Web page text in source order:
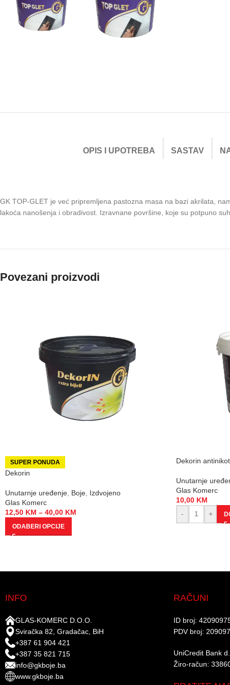
OPIS I UPOTREBA SASTAV
GK TOP-GLET je već pripremljena pastozna masa na bazi akrilata,
lakoća nanošenja i obradivost. Izravnane površine, koje su potpuno
Povezani proizvodi
SUPER PONUDA
Dekorin
Unutarnje uređenje Boje Izdvojeno
Glas Komerc
12,50 KM – 40,00 KM
ODABERI OPCIJE
Dekorin
Unutarnje
Glas Komerc
10,00 KM
-
+
INFO
GLAS-KOMERC D.O.O.
Sviračka 82, Gradačac, BiH
+387 61 904 421
+387 35 821 715
info@gkboje.ba
www.gkboje.ba
RAČUNI
ID broj:
PDV broj:
UniCredit Bank
Žiro-račun: